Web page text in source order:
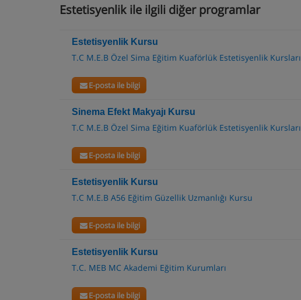
Estetisyenlik ile ilgili diğer programlar
Estetisyenlik Kursu
T.C M.E.B Özel Sima Eğitim Kuaförlük Estetisyenlik Kursları
E-posta ile bilgi
Sinema Efekt Makyajı Kursu
T.C M.E.B Özel Sima Eğitim Kuaförlük Estetisyenlik Kursları
E-posta ile bilgi
Estetisyenlik Kursu
T.C M.E.B A56 Eğitim Güzellik Uzmanlığı Kursu
E-posta ile bilgi
Estetisyenlik Kursu
T.C. MEB MC Akademi Eğitim Kurumları
E-posta ile bilgi